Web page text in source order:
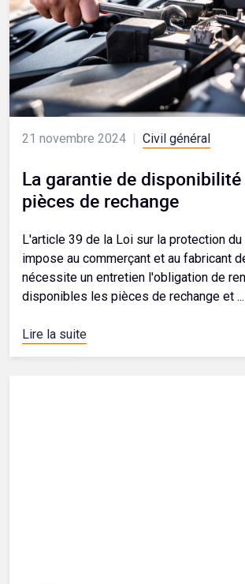
21 novembre 2024 Civil général
La garantie de disponibilité
pièces de rechange
L'article 39 de la Loi sur la protection
impose au commerçant et au fabricant
nécessite un entretien l'obligation de
disponibles les pièces de rechange et ...
Lire la suite